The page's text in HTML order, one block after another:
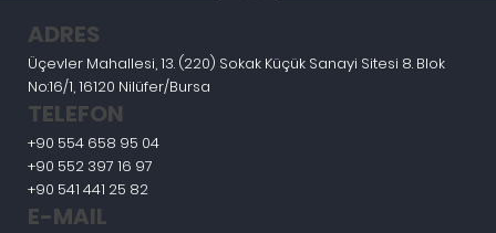
ADRES
Üçevler Mahallesi, 13. (220) Sokak Küçük Sanayi Sitesi 8. Blok
No:16/1, 16120 Nilüfer/Bursa
TELEFON
+90 554 658 95 04
+90 552 397 16 97
+90 541 441 25 82
E-MAIL